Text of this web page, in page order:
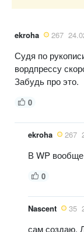
ekroha 267
Судя по
вордпрессу
Забудь про это.
0
ekroha 267
В WP вообще
0
Nascent 35
сам создаю.